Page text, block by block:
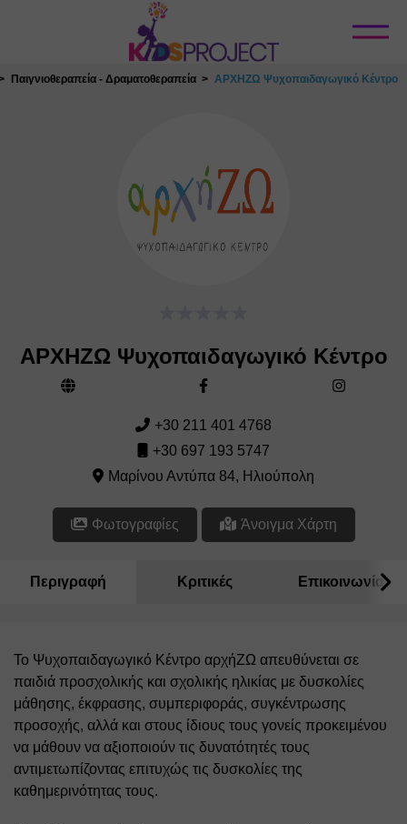
Κλείσιμο
Παιγνιοθεραπεία - Δραματοθεραπεία ΑΡΧΗΖΩ Ψυχοπαιδαγωγικό Κέντρο
ΑΡΧΗΖΩ Ψυχοπαιδαγωγικό Κέντρο
+30 211 401 4768
+30 697 193 5747
Μαρίνου Αντύπα 84, Ηλιούπολη
Φωτογραφίες Άνοιγμα Χάρτη
Περιγραφή Κριτικές Επικοινωνία
Το Ψυχοπαιδαγωγικό Κέντρο αρχήΖΩ απευθύνεται σε
παιδιά προσχολικής και σχολικής ηλικίας με δυσκολίες
μάθησης, έκφρασης, συμπεριφοράς, συγκέντρωσης
προσοχής, αλλά και στους ίδιους τους γονείς προκειμένου
να μάθουν να αξιοποιούν τις δυνατότητές τους
αντιμετωπίζοντας επιτυχώς τις δυσκολίες της
καθημερινότητας τους.